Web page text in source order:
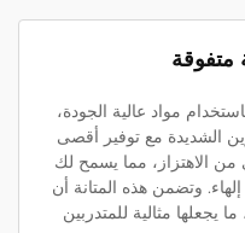
متفوقة
مواد عالية الجودة،
الشديدة مع توفير أقصى
من الاهتزاز، مما يسمح لك
وتضمن هذه المتانة أن
يجعلها مثالية للمتدربين